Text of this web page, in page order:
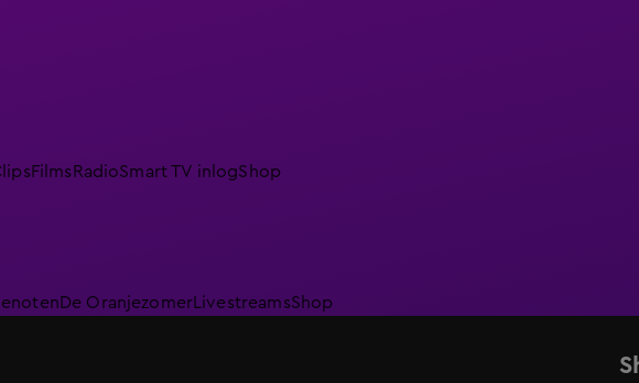
FilmsRadioSmart TV inlogShop
De Oranjezomer LivestreamsShop